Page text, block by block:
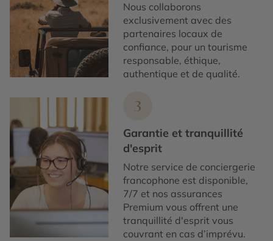
Nous collaborons
exclusivement avec des
partenaires locaux de
confiance, pour un tourisme
responsable, éthique,
authentique et de qualité.
3
Garantie et tranquillité
d'esprit
Notre service de conciergerie
francophone est disponible,
7/7 et nos assurances
Premium vous offrent une
tranquillité d'esprit vous
couvrant en cas d’imprévu.